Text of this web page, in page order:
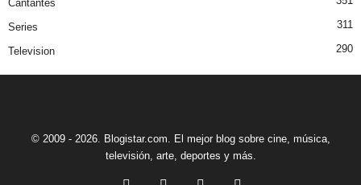
Cantantes
Series 311
Television 290
© 2009 - 2026. Blogistar.com. El mejor blog sobre cine, música,
televisión, arte, deportes y más.